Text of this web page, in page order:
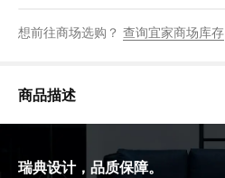
想前往商场选购？ 查询宜家商场库存
商品描述
瑞典设计，品质保障。